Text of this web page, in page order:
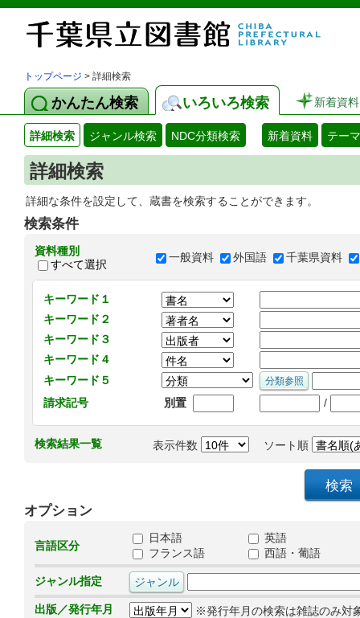
トップページ > 詳細検索
かんたん検索 いろいろ検索 新着資料
詳細検索 ジャンル検索 NDC分類検索 新着資料 テー
詳細検索
詳細な条件を設定して、蔵書を検索することができます。
検索条件
資料種別
すべて選択
一般資料 外国語 千葉県資料
キーワード１
キーワード２
キーワード３
キーワード４
キーワード５
請求記号
別置 /
検索結果一覧 表示件数 ソート順
オプション
言語区分
日本語
英語
フランス語
西語・葡語
ジャンル指定
出版／発行年月
※発行年月の検索は雑誌のみ対